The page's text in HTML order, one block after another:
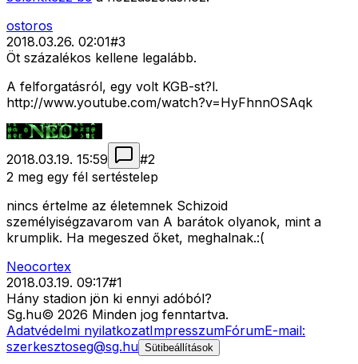
ostoros
2018.03.26. 02:01#3
Öt százalékos kellene legalább.
A felforgatásról, egy volt KGB-st?l.
http://www.youtube.com/watch?v=HyFhnnOSAqk
2018.03.19. 15:59 #2
2 meg egy fél sertéstelep
nincs értelme az életemnek Schizoid
személyiségzavarom van A barátok olyanok, mint a
krumplik. Ha megeszed őket, meghalnak.:(
Neocortex
2018.03.19. 09:17#1
Hány stadion jön ki ennyi adóból?
Sg.hu© 2026 Minden jog fenntartva.
Adatvédelmi nyilatkozatImpresszumFórumE-mail:
szerkesztoseg@sg.hu Sütibeállítások